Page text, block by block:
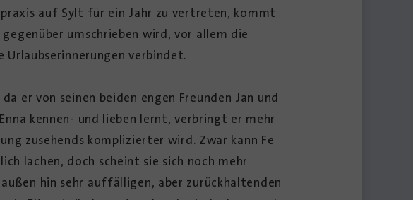
auf Sylt für ein Jahr zu vertreten, kommt
umschrieben wird, vor allem die
Urlaubserinnerungen verbindet.
er von seinen beiden engen Freunden Jan und
kennen- und lieben lernt, verbringt er mehr
zusehends komplizierter wird. Zwar kann Fe
lachen, doch scheint sie sich noch mehr
hin sehr auffälligen, aber zurückhaltenden